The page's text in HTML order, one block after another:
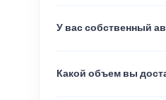
У вас собственный
Какой объем вы